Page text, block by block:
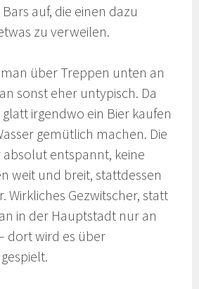
auf, die einen dazu
zu verweilen.
über Treppen unten an
sonst eher untypisch. Da
irgendwo ein Bier kaufen
gemütlich machen. Die
entspannt, keine
weit und breit, stattdessen
Wirkliches Gezwitscher, statt
in der Hauptstadt nur an
dort wird es über